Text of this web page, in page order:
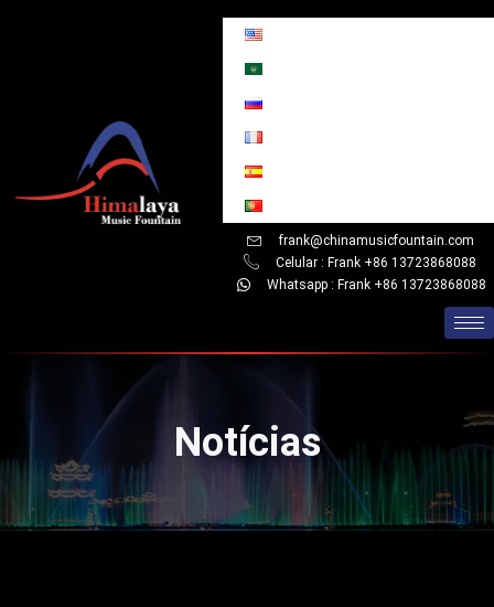
frank@chinamusicfountain.com
Celular : Frank +86 13723868088
Whatsapp : Frank +86 13723868088
Notícias